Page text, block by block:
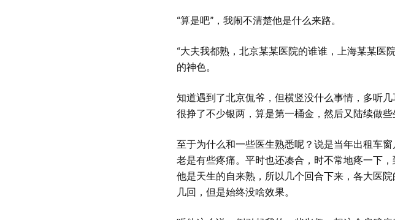
“算是吧”，我闹不清楚他是什么来路。
“大夫我都熟，北京某某医院的谁谁，上海某某医
的神色。
知道遇到了北京侃爷，但横竖没什么事情，多听
很挣了不少银两，算是第一桶金，然后又陆续做些
至于为什么和一些医生熟悉呢？说是当年出租车
老是有些疼痛。平时也还凑合，时不常地疼一下
他是天生的自来熟，所以几个回合下来，各大医
几回，但是始终没啥效果。